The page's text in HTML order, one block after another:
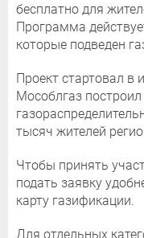
бесплатно для
Программа
которые подведен
Проект стартовал в
Мособлгаз
тысяч жителей
Чтобы принять
подать заявку
карту газификации.
Для отдельных